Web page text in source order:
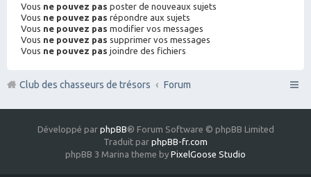
Vous ne pouvez pas poster de nouveaux sujets
Vous ne pouvez pas répondre aux sujets
Vous ne pouvez pas modifier vos messages
Vous ne pouvez pas supprimer vos messages
Vous ne pouvez pas joindre des fichiers
Club des chasseurs de trésors Forum
Développé par phpBB® Forum Software © phpBB Limited
Traduit par phpBB-fr.com
phpBB 3 Marina theme by PixelGoose Studio